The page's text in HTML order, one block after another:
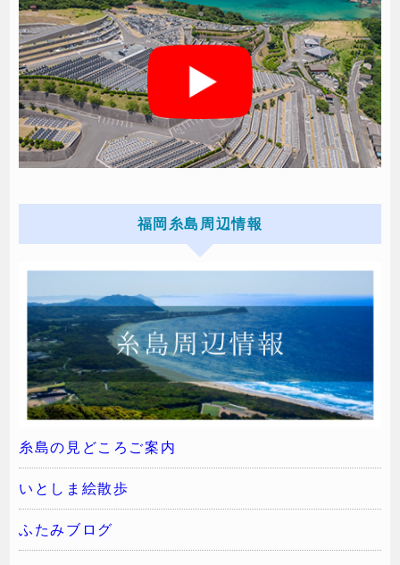
福岡糸島周辺情報
糸島の見どころご案内
いとしま絵散歩
ふたみブログ